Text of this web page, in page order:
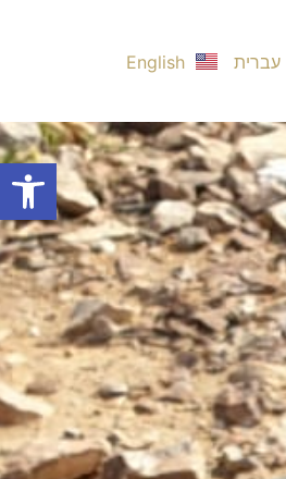
עברית English